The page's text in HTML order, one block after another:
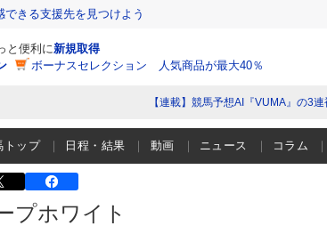
きる支援先を見つけよう
と便利に新規取得
ボーナスセレクション 人気商品が最大40％
【連載】競馬予想AI『VUMA』の3
トップ 日程・結果 動画 ニュース コラム
プホワイト